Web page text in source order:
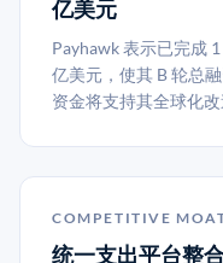
亿美元
Payhawk 表示已完成
亿美元，使其 B 轮总
资金将支持其全球化改
COMPETITIVE
统一支出平台整